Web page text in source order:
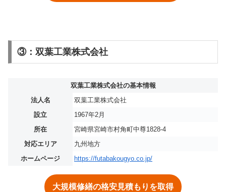
③：双葉工業株式会社
双葉工業株式会社の基本情報
法人名
双葉工業株式会社
設立
1967年2月
所在
宮崎県宮崎市村角町中尊1828-4
対応エリア
九州地方
ホームページ
https://futabakougyo.co.jp/
大規模修繕の格安見積もりを取得